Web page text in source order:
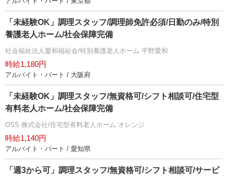
「未経験OK」調理スタッフ/調理師免許必須/日勤のみ/特別
養護老人ホーム/社会保障完備
社会福祉法人愛和福祉会/特別養護老人ホーム 平野愛和
時給1,180円
アルバイト・パート / 大阪府
「未経験OK」調理スタッフ/無資格可/シフト相談可/住宅型
有料老人ホーム/社会保障完備
OSS 株式会社/住宅型有料老人ホーム オレンジ
時給1,140円
アルバイト・パート / 愛知県
「週3から可」調理スタッフ/無資格可/シフト相談可/サービ